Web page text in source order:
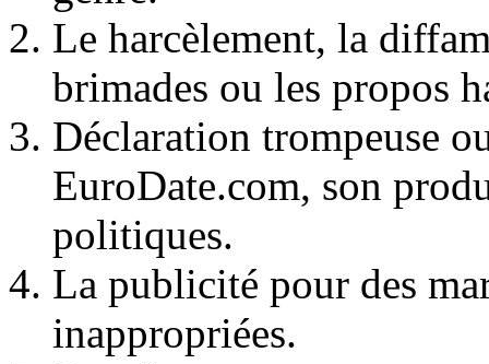
Le harcèlement, la
brimades ou les propos
Déclaration trompeuse
EuroDate.com, son
politiques.
La publicité pour des
inappropriées.